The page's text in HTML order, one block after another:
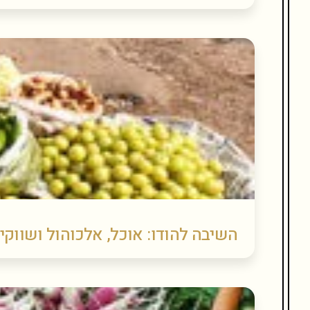
השיבה להודו: אוכל, אלכוהול